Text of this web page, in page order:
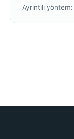
Ayrıntılı yöntem: